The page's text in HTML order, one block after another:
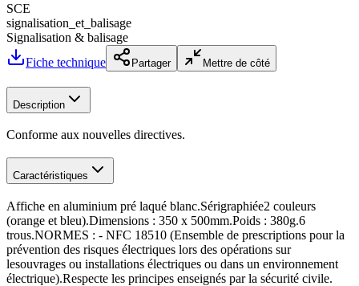
SCE
signalisation_et_balisage
Signalisation & balisage
Fiche technique
Partager Mettre de côté
Description
Conforme aux nouvelles directives.
Caractéristiques
Affiche en aluminium pré laqué blanc.Sérigraphiée2 couleurs
(orange et bleu).Dimensions : 350 x 500mm.Poids : 380g.6
trous.NORMES : - NFC 18510 (Ensemble de prescriptions pour la
prévention des risques électriques lors des opérations sur
lesouvrages ou installations électriques ou dans un environnement
électrique).Respecte les principes enseignés par la sécurité civile.